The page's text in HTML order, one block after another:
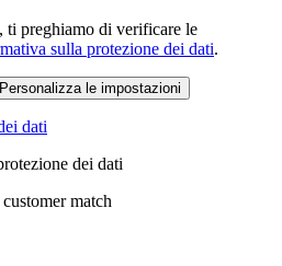
ti preghiamo di verificare le
sulla protezione dei dati.
Personalizza le impostazioni
dati
dei dati
match